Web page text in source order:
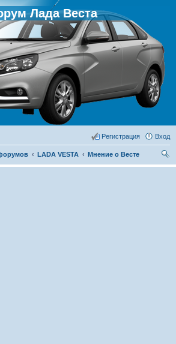
Лада Веста
Вход
Регистрация
LADA VESTA
Мнение о Весте
ои